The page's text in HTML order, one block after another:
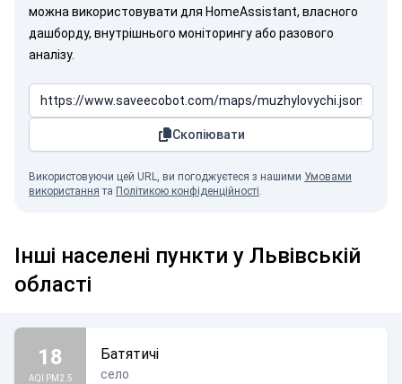
можна використовувати для HomeAssistant, власного
дашборду, внутрішнього моніторингу або разового
аналізу.
Скопіювати
Використовуючи цей URL, ви погоджуєтеся з нашими Умовами
використання та Політикою конфіденційності.
Інші населені пункти у Львівській
області
18
AQI PM2.5
Батятичі
село